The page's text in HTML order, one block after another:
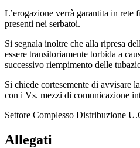
L’erogazione verrà garantita in rete
presenti nei serbatoi.
Si segnala inoltre che alla ripresa
essere transitoriamente torbida a
successivo riempimento delle
Si chiede cortesemente di avvisare
con i Vs. mezzi di comunicazione
Settore Complesso Distribuzione
Allegati